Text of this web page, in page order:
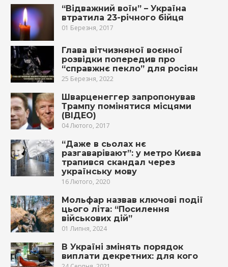
“Відважний воїн” – Україна
втратила 23-річного бійця
01 Березня, 2017
Глава вітчизняної воєнної
розвідки попередив про
“справжнє пекло” для росіян
25 Березня, 2022
Шварценеггер запропонував
Трампу помінятися місцями
(ВІДЕО)
04 Лютого, 2017
“Даже в сьолах нє
разгаварівают”: у метро Києва
трапився скандал через
українську мову
16 Лютого, 2020
Мольфар назвав ключові події
цього літа: “Посилення
військових дій”
01 Липня, 2024
В Україні змінять порядок
виплати декретних: для кого